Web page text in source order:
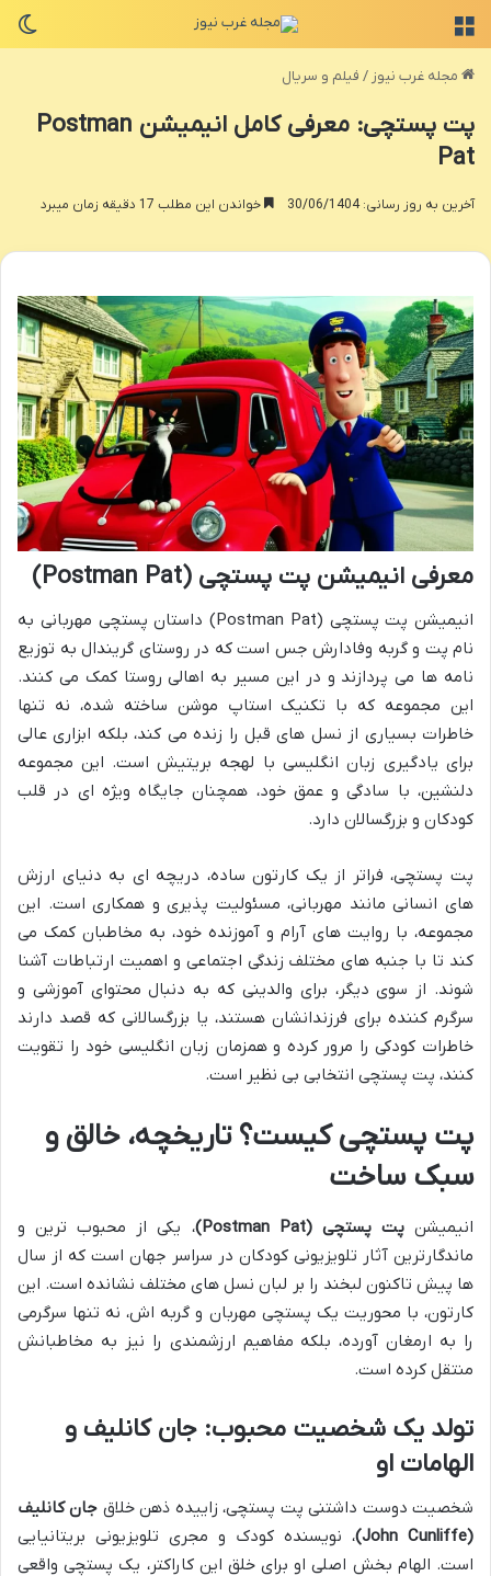
مجله غرب نیوز / فیلم و سریال
پت پستچی: معرفی کامل انیمیشن Postman
Pat
آخرین به روز رسانی: 30/06/1404 خواندن این مطلب 17 دقیقه زمان میبرد
معرفی انیمیشن پت پستچی (Postman Pat)
انیمیشن پت پستچی (Postman Pat) داستان پستچی مهربانی به
نام پت و گربه وفادارش جس است که در روستای گریندال به توزیع
نامه ها می پردازند و در این مسیر به اهالی روستا کمک می کنند.
این مجموعه که با تکنیک استاپ موشن ساخته شده، نه تنها
خاطرات بسیاری از نسل های قبل را زنده می کند، بلکه ابزاری عالی
برای یادگیری زبان انگلیسی با لهجه بریتیش است. این مجموعه
دلنشین، با سادگی و عمق خود، همچنان جایگاه ویژه ای در قلب
کودکان و بزرگسالان دارد.
پت پستچی، فراتر از یک کارتون ساده، دریچه ای به دنیای ارزش
های انسانی مانند مهربانی، مسئولیت پذیری و همکاری است. این
مجموعه، با روایت های آرام و آموزنده خود، به مخاطبان کمک می
کند تا با جنبه های مختلف زندگی اجتماعی و اهمیت ارتباطات آشنا
شوند. از سوی دیگر، برای والدینی که به دنبال محتوای آموزشی و
سرگرم کننده برای فرزندانشان هستند، یا بزرگسالانی که قصد دارند
خاطرات کودکی را مرور کرده و همزمان زبان انگلیسی خود را تقویت
کنند، پت پستچی انتخابی بی نظیر است.
پت پستچی کیست؟ تاریخچه، خالق و
سبک ساخت
انیمیشنپت پستچی (Postman Pat)
، یکی از محبوب ترین و
ماندگارترین آثار تلویزیونی کودکان در سراسر جهان است که از سال
ها پیش تاکنون لبخند را بر لبان نسل های مختلف نشانده است. این
کارتون، با محوریت یک پستچی مهربان و گربه اش، نه تنها سرگرمی
را به ارمغان آورده، بلکه مفاهیم ارزشمندی را نیز به مخاطبانش
منتقل کرده است.
تولد یک شخصیت محبوب: جان کانلیف و
الهامات او
شخصیت دوست داشتنی پت پستچی، زاییده ذهن خلاق جان کانلیف
(John Cunliffe)
، نویسنده کودک و مجری تلویزیونی بریتانیایی
است. الهام بخش اصلی او برای خلق این کاراکتر، یک پستچی واقعی